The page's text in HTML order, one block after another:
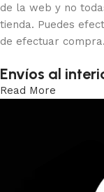
de la web y no
tienda. Puedes
de efectuar compra.
Envíos al
Read More